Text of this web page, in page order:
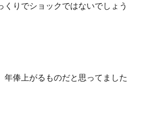
くりでショックではないでしょう
年俸上がるものだと思ってました